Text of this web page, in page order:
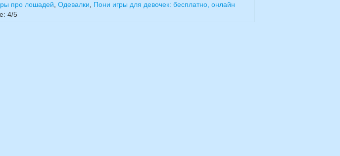
про лошадей Одевалки
Пони игры для девочек: бесплатно, онлайн
4/5